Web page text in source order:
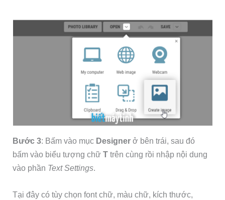
Bước 3: Bấm vào mục Designerở bên trái, sau đó
bấm vào biểu tượng chữT trên cùng rồi nhập nội dung
vào phần Text Settings.
Tại đây có tùy chọn font chữ, màu chữ, kích thước,